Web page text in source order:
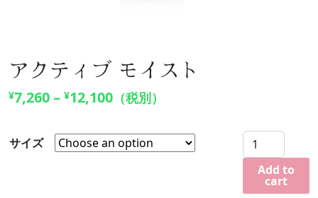
アクティブ モイスト
¥7,260– ¥12,100 （税別）
サイズ
ア
ク
ィ
Add to
cart